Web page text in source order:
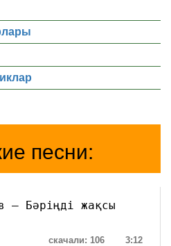
песни:
— Бәріңді жақсы
3:12
скачали: 106